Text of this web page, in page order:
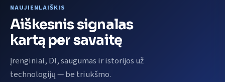
NAUJIENLAIŠKIS
Aiškesnis signalas
kartą per savaitę
Įrenginiai, DI, saugumas ir istorijos už
technologijų — be triukšmo.